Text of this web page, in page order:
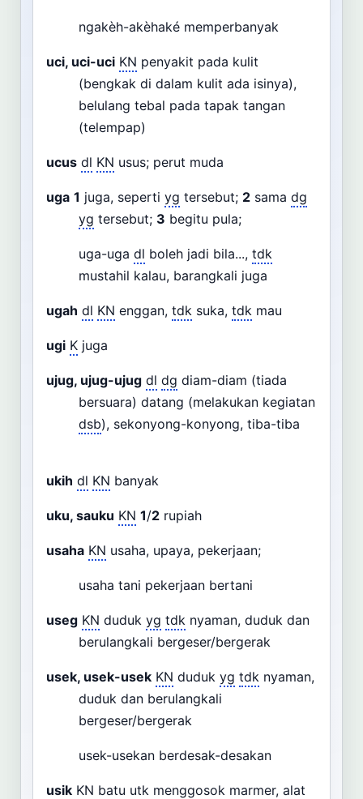
ngakèh-akèhaké memperbanyak
uci, uci-uci KN penyakit pada kulit
(bengkak di dalam kulit ada isinya),
belulang tebal pada tapak tangan
(telempap)
ucus dl KN usus; perut muda
uga 1 juga, seperti yg tersebut; 2 sama dg
yg tersebut; 3 begitu pula;
uga-uga dl boleh jadi bila..., tdk
mustahil kalau, barangkali juga
ugah dl KN enggan, tdk suka, tdk mau
ugi K juga
ujug, ujug-ujug dl dg diam-diam (tiada
bersuara) datang (melakukan kegiatan
dsb), sekonyong-konyong, tiba-tiba
ukih dl KN banyak
uku, sauku KN 1/2 rupiah
usaha KN usaha, upaya, pekerjaan;
usaha tani pekerjaan bertani
useg KN duduk yg tdk nyaman, duduk dan
berulangkali bergeser/bergerak
usek, usek-usek KN duduk yg tdk nyaman,
duduk dan berulangkali
bergeser/bergerak
usek-usekan berdesak-desakan
usik KN batu utk menggosok marmer, alat